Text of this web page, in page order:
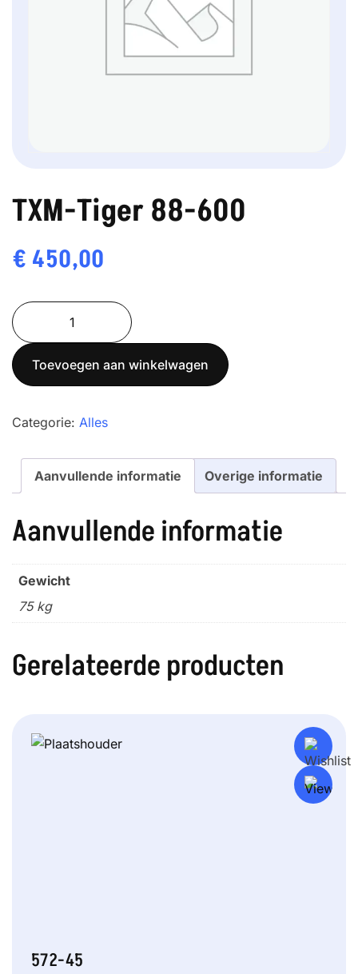
TXM-Tiger 88-600
€ 450,00
TXM-
Tiger
88-
600
Toevoegen aan winkelwagen
Categorie: Alles
Aanvullende informatie Overige informatie
Aanvullende informatie
Gewicht
75 kg
Gerelateerde producten
572-45